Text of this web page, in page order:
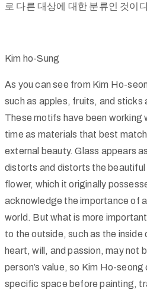
로 다른 대상에 대한 분류인 것이
Kim ho-Sung
As you can see from Kim Ho-
such as apples, fruits, and sticks
These motifs have been working
time as materials that best
external beauty. Glass appears
distorts and distorts the
flower, which it originally
acknowledge the importance of
world. But what is more
to the outside, such as the inside
heart, will, and passion, may not
person’s value, so Kim Ho-
specific space before painting,